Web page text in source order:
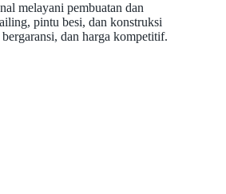
melayani pembuatan dan
pintu besi, dan konstruksi
dan harga kompetitif.